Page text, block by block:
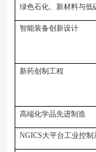
绿色石化、新材料与低
智能装备创新设计
新药创制工程
高端化学品先进制造
NGICS大平台工业控制